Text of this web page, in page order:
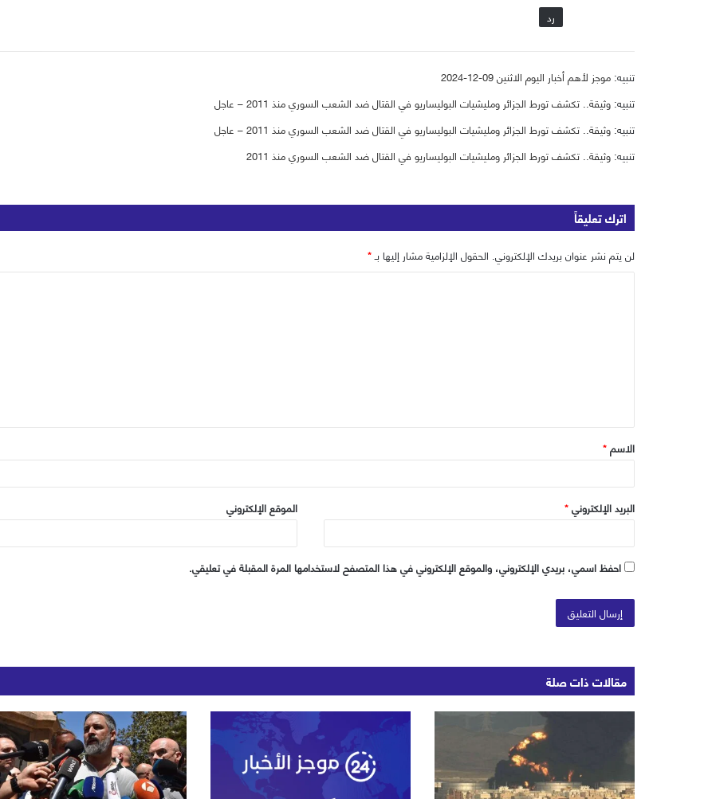
رد
تنبيه: موجز لأهم أخبار اليوم الاثنين 09-12-2024
تنبيه: وثيقة.. تكشف تورط الجزائر ومليشيات البوليساريو في القتال ضد الشعب السوري منذ 2011 – عاجل
تنبيه: وثيقة.. تكشف تورط الجزائر ومليشيات البوليساريو في القتال ضد الشعب السوري منذ 2011 – عاجل
تنبيه: وثيقة.. تكشف تورط الجزائر ومليشيات البوليساريو في القتال ضد الشعب السوري منذ 2011
اترك تعليقاً
لن يتم نشر عنوان بريدك الإلكتروني. الحقول الإلزامية مشار إليها بـ*
ق
*
الاسم*
البريد الإلكتروني* الموقع الإلكتروني
احفظ اسمي، بريدي الإلكتروني، والموقع الإلكتروني في هذا المتصفح لاستخدامها المرة المقبلة في تعليقي.
مقالات ذات صلة